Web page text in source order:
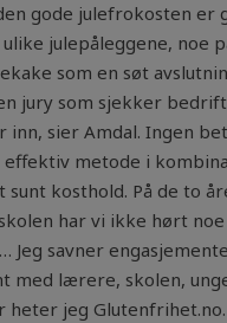
gode julefrokosten er
julepåleggene, noe
som en søt
jury som sjekker
inn, sier Amdal. Ingen
metode i
kosthold. På de to
har vi ikke hørt
Jeg savner
med lærere, skolen,
heter jeg